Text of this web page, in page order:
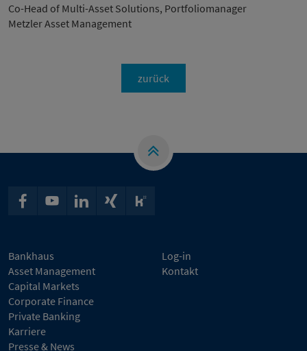
Co-Head of Multi-Asset Solutions, Portfoliomanager
Metzler Asset Management
zurück
Bankhaus
Asset Management
Capital Markets
Corporate Finance
Private Banking
Karriere
Presse & News
Log-in
Kontakt